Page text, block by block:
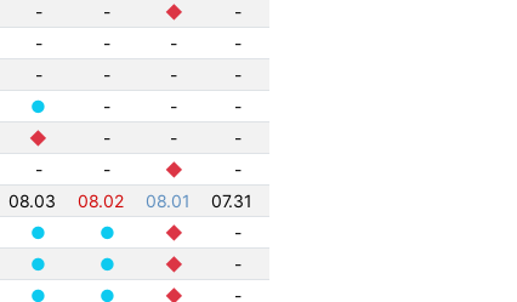
- - ◆
-
- - -
-
- - -
-
● - -
-
◆ - -
-
- - ◆
-
08.03 08.02 08.01
07.31
● ● ◆
-
● ● ◆
-
● ● ◆ -